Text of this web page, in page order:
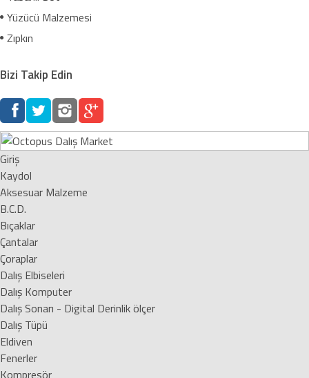
Yüzücü Malzemesi
Zıpkın
Bizi Takip Edin
Giriş
Kaydol
Aksesuar Malzeme
B.C.D.
Bıçaklar
Çantalar
Çoraplar
Dalış Elbiseleri
Dalış Komputer
Dalış Sonarı - Digital Derinlik ölçer
Dalış Tüpü
Eldiven
Fenerler
Kompresör